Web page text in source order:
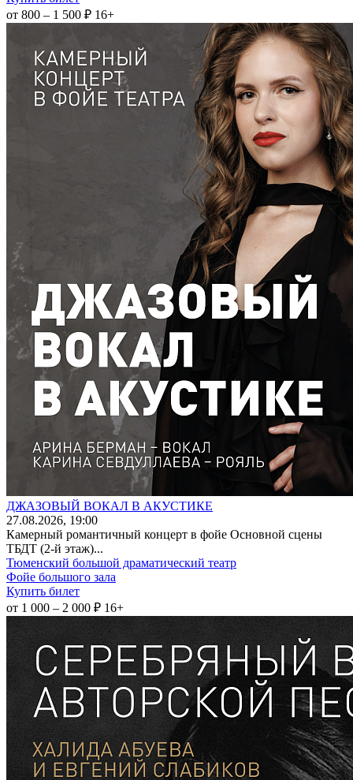
от 800 – 1 500 ₽ 16+
ДЖАЗОВЫЙ ВОКАЛ В АКУСТИКЕ
27.08.2026, 19:00
Камерный романтичный концерт в фойе Основной сцены
ТБДТ (2-й этаж)...
Тюменский большой драматический театр
Фойе большого зала
Купить билет
от 1 000 – 2 000 ₽ 16+